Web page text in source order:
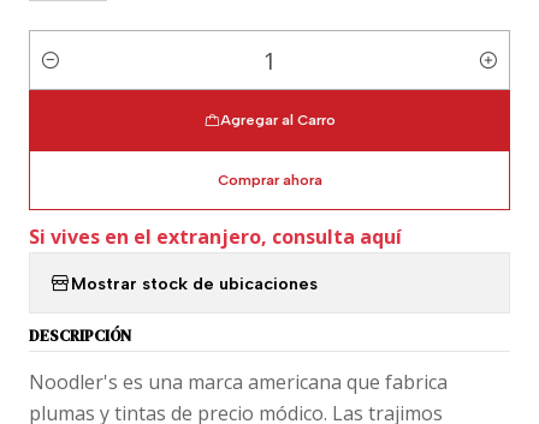
Cantidad
Agregar al Carro
Comprar ahora
Si vives en el extranjero, consulta aquí
Mostrar stock de ubicaciones
DESCRIPCIÓN
Noodler's es una marca americana que fabrica
plumas y tintas de precio módico. Las trajimos